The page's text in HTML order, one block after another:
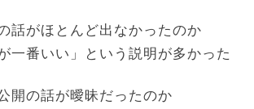
話がほとんど出なかったのか
一番いい」という説明が多かった
開の話が曖昧だったのか